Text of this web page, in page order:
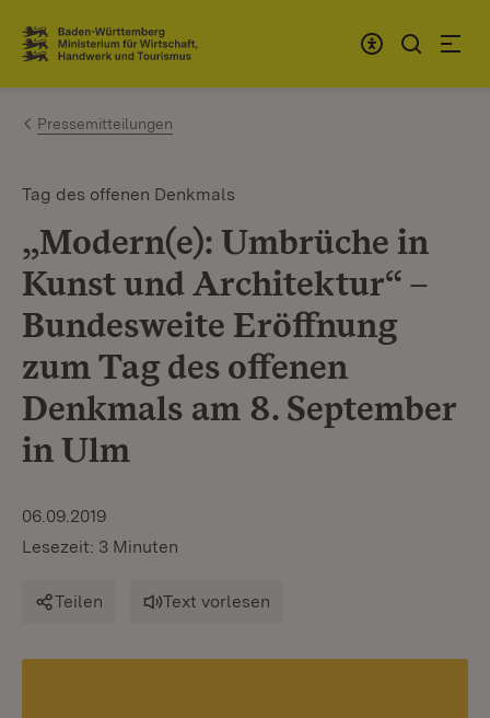
Zum Inhalt springen
Link zur Startseite
Pressemitteilungen
Tag des offenen Denkmals
„Modern(e): Umbrüche in
Kunst und Architektur“ –
Bundesweite Eröffnung
zum Tag des offenen
Denkmals am 8. September
in Ulm
06.09.2019
Lesezeit: 3 Minuten
Teilen Text vorlesen